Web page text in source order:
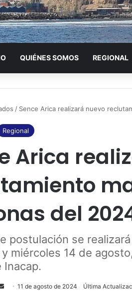
QUIÉNES SOMOS REGIONAL
/ Sence Arica realizará nuevo
Regional
Arica
del
postulación se
miércoles 14 de
Inacap.
11 de agosto de 2024 Última